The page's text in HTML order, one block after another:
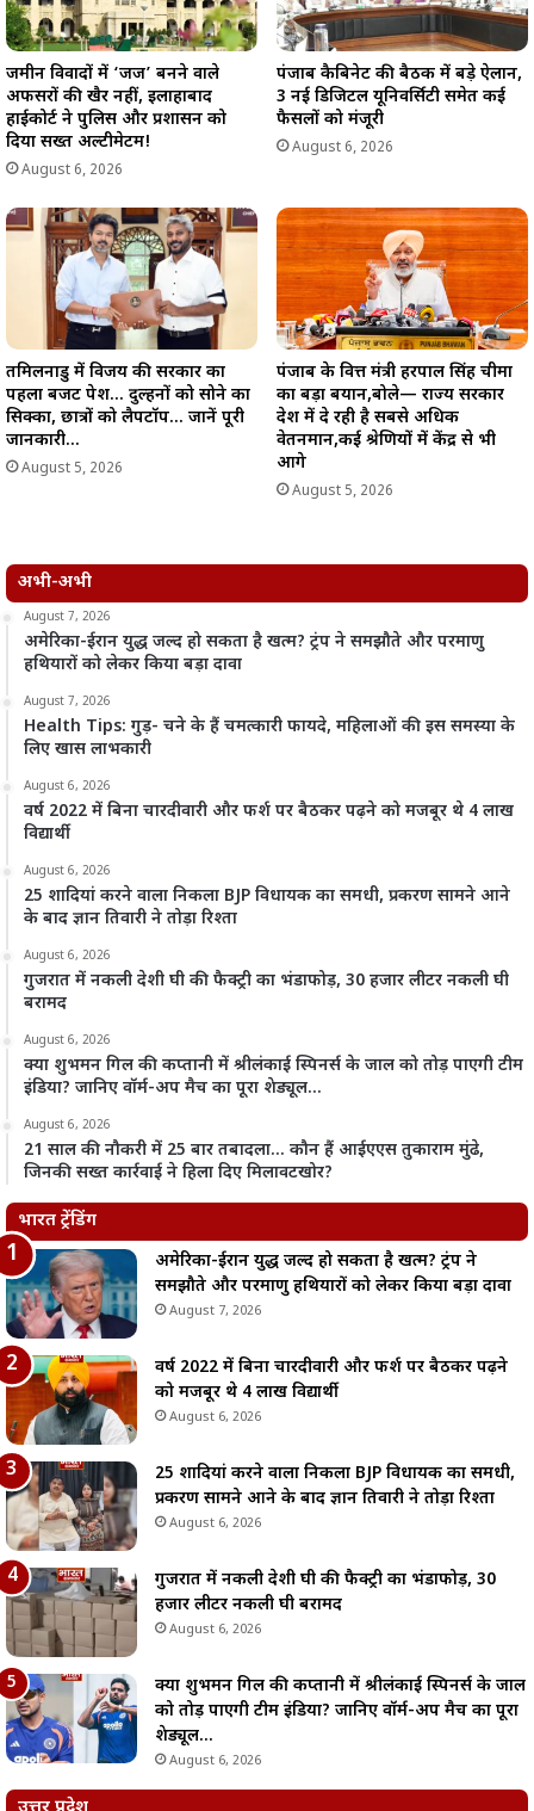
जमीन विवादों में ‘जज’ बनने वाले
अफसरों की खैर नहीं, इलाहाबाद
हाईकोर्ट ने पुलिस और प्रशासन को
दिया सख्त अल्टीमेटम!
August 6, 2026
पंजाब कैबिनेट की बैठक में बड़े ऐलान,
3 नई डिजिटल यूनिवर्सिटी समेत कई
फैसलों को मंजूरी
August 6, 2026
तमिलनाडु में विजय की सरकार का
पहला बजट पेश… दुल्हनों को सोने का
सिक्का, छात्रों को लैपटॉप… जानें पूरी
जानकारी…
August 5, 2026
पंजाब के वित्त मंत्री हरपाल सिंह चीमा
का बड़ा बयान,बोले— राज्य सरकार
देश में दे रही है सबसे अधिक
वेतनमान,कई श्रेणियों में केंद्र से भी
आगे
August 5, 2026
अभी-अभी
August 7, 2026
अमेरिका-ईरान युद्ध जल्द हो सकता है खत्म? ट्रंप ने समझौते और परमाणु
हथियारों को लेकर किया बड़ा दावा
August 7, 2026
Health Tips: गुड़- चने के हैं चमत्कारी फायदे, महिलाओं की इस समस्या के
लिए खास लाभकारी
August 6, 2026
वर्ष 2022 में बिना चारदीवारी और फर्श पर बैठकर पढ़ने को मजबूर थे 4 लाख
विद्यार्थी
August 6, 2026
25 शादियां करने वाला निकला BJP विधायक का समधी, प्रकरण सामने आने
के बाद ज्ञान तिवारी ने तोड़ा रिश्ता
August 6, 2026
गुजरात में नकली देशी घी की फैक्ट्री का भंडाफोड़, 30 हजार लीटर नकली घी
बरामद
August 6, 2026
क्या शुभमन गिल की कप्तानी में श्रीलंकाई स्पिनर्स के जाल को तोड़ पाएगी टीम
इंडिया? जानिए वॉर्म-अप मैच का पूरा शेड्यूल…
August 6, 2026
21 साल की नौकरी में 25 बार तबादला… कौन हैं आईएएस तुकाराम मुंढे,
जिनकी सख्त कार्रवाई ने हिला दिए मिलावटखोर?
भारत ट्रेंडिंग
अमेरिका-ईरान युद्ध जल्द हो सकता है खत्म? ट्रंप ने
समझौते और परमाणु हथियारों को लेकर किया बड़ा दावा
August 7, 2026
वर्ष 2022 में बिना चारदीवारी और फर्श पर बैठकर पढ़ने
को मजबूर थे 4 लाख विद्यार्थी
August 6, 2026
25 शादियां करने वाला निकला BJP विधायक का समधी,
प्रकरण सामने आने के बाद ज्ञान तिवारी ने तोड़ा रिश्ता
August 6, 2026
गुजरात में नकली देशी घी की फैक्ट्री का भंडाफोड़, 30
हजार लीटर नकली घी बरामद
August 6, 2026
क्या शुभमन गिल की कप्तानी में श्रीलंकाई स्पिनर्स के जाल
को तोड़ पाएगी टीम इंडिया? जानिए वॉर्म-अप मैच का पूरा
शेड्यूल…
August 6, 2026